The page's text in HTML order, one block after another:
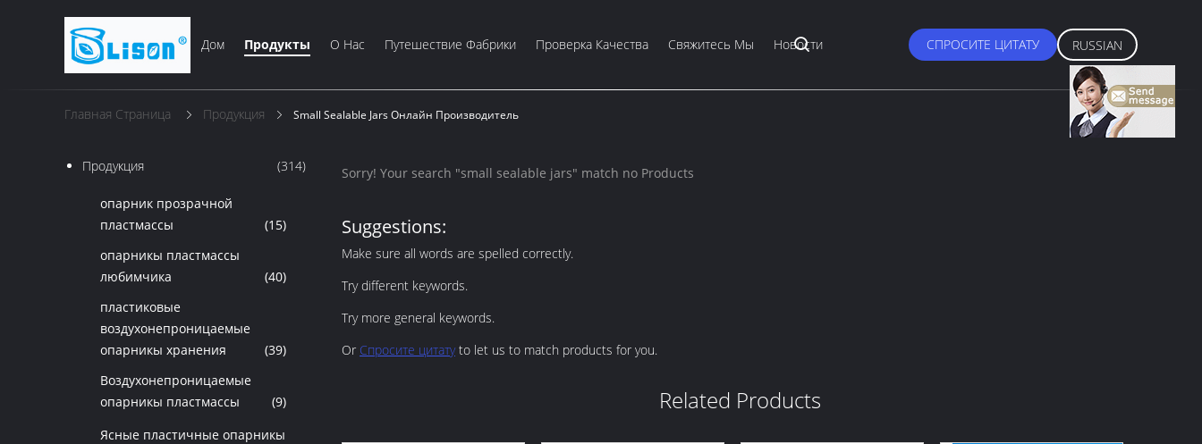
Дом Продукты О Нас Путешествие Фабрики Проверка Качества Свяжитесь Мы Новости СПРОСИТЕ ЦИТАТУ RUSSIAN
Главная Страница Продукция Small Sealable Jars Онлайн Производитель
Продукция (314)
опарник прозрачной
пластмассы
(15)
опарникы пластмассы
любимчика
(40)
пластиковые
воздухонепроницаемые
опарникы хранения
(39)
Воздухонепроницаемые
опарникы пластмассы
(9)
Ясные пластичные опарникы
Sorry! Your search "small sealable jars" match no Products
Suggestions:
Make sure all words are spelled correctly.
Try different keywords.
Try more general keywords.
Or Спросите цитатуto let us to match products for you.
Related Products